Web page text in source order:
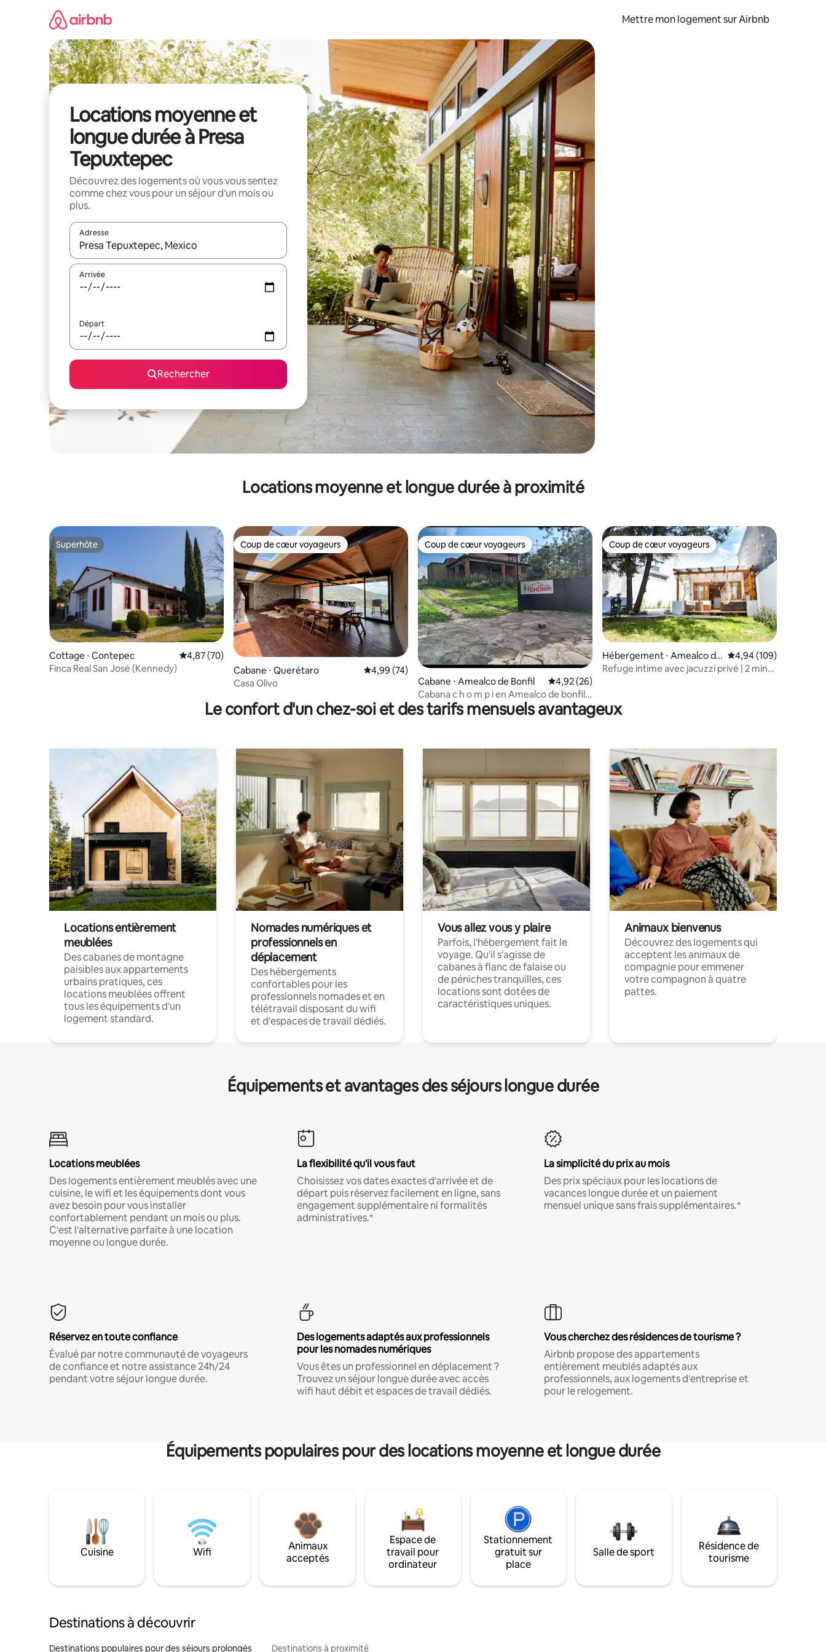
Mettre mon logement sur Airbnb
Locations moyenne et
longue durée à Presa
Tepuxtepec
Découvrez des logements où vous vous sentez
comme chez vous pour un séjour d'un mois ou
plus.
Adresse
Lorsque les résultats s'affichent, utilisez les flèches vers le haut et vers le bas pour les parcourir ou en appuyant et en faisant glisser.
Arrivée
Départ
Rechercher
Locations moyenne et longue durée à proximité
Superhôte
Superhôte
Cottage ⋅ Contepec Évaluation moyenne sur la base de 70 commentaires : 4,87 sur 5
4,87 (70)
Finca Real San José (Kennedy)
Coup de cœur voyageurs
Coup de cœur voyageurs
Cabane ⋅ Querétaro Évaluation moyenne sur la base de 74 commentaires : 4,99 sur 5
4,99 (74)
Casa Olivo
Coup de cœur voyageurs
Coup de cœur voyageurs
Cabane ⋅ Amealco de Bonfil Évaluation moyenne sur la base de 26 commentaires : 4,92 sur 5
4,92 (26)
Cabana c h o m p i en Amealco de bonfil
Querétaro
Coup de cœur voyageurs
Coup de cœur voyageurs
Hébergement ⋅ Amealco de
Bonfil
Évaluation moyenne
4,94 (109)
Refuge intime avec jacuzzi privé | 2 min
Le confort d'un chez-soi et des tarifs mensuels avantageux
Locations entièrement
meublées
Des cabanes de montagne
paisibles aux appartements
urbains pratiques, ces
locations meublées offrent
tous les équipements d'un
logement standard.
Nomades numériques et
professionnels en
déplacement
Des hébergements
confortables pour les
professionnels nomades et en
télétravail disposant du wifi
et d'espaces de travail dédiés.
Vous allez vous y plaire
Parfois, l'hébergement fait le
voyage. Qu'il s'agisse de
cabanes à flanc de falaise ou
de péniches tranquilles, ces
locations sont dotées de
caractéristiques uniques.
Animaux bienvenus
Découvrez des logements qui
acceptent les animaux de
compagnie pour emmener
votre compagnon à quatre
pattes.
Équipements et avantages des séjours longue durée
Locations meublées
Des logements entièrement meublés avec une
cuisine, le wifi et les équipements dont vous
avez besoin pour vous installer
confortablement pendant un mois ou plus.
C'est l'alternative parfaite à une location
moyenne ou longue durée.
La flexibilité qu'il vous faut
Choisissez vos dates exactes d'arrivée et de
départ puis réservez facilement en ligne, sans
engagement supplémentaire ni formalités
administratives.*
La simplicité du prix au mois
Des prix spéciaux pour les locations de
vacances longue durée et un paiement
mensuel unique sans frais supplémentaires.*
Réservez en toute confiance
Évalué par notre communauté de voyageurs
de confiance et notre assistance 24h/24
pendant votre séjour longue durée.
Des logements adaptés aux professionnels
pour les nomades numériques
Vous êtes un professionnel en déplacement ?
Trouvez un séjour longue durée avec accès
wifi haut débit et espaces de travail dédiés.
Vous cherchez des résidences de tourisme ?
Airbnb propose des appartements
entièrement meublés adaptés aux
professionnels, aux logements d'entreprise et
pour le relogement.
Équipements populaires pour des locations moyenne et longue durée
Cuisine Wifi
Animaux
acceptés
Espace de
travail pour
ordinateur
Stationnement
gratuit sur
place
Salle de sport
Résidence de
tourisme
Destinations à découvrir
Destinations populaires pour des séjours prolongés Destinations à proximité